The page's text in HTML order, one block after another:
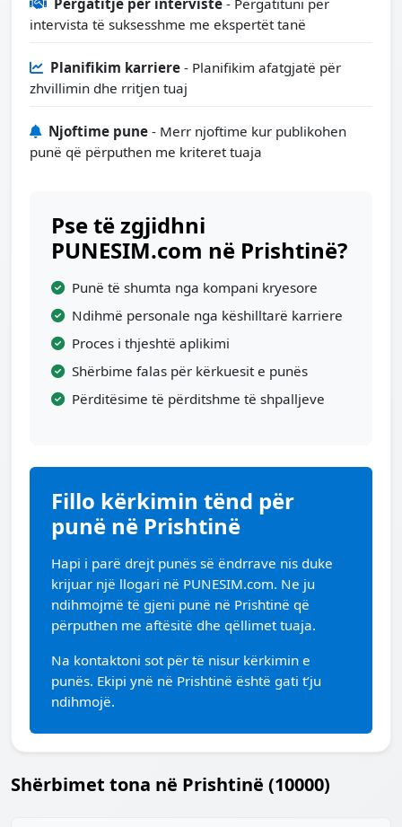
intervista të suksesshme me ekspertët tanë
Planifikim karriere - Planifikim afatgjatë për
zhvillimin dhe rritjen tuaj
Njoftime pune - Merr njoftime kur publikohen
punë që përputhen me kriteret tuaja
Pse të zgjidhni
PUNESIM.com në Prishtinë?
Punë të shumta nga kompani kryesore
Ndihmë personale nga këshilltarë karriere
Proces i thjeshtë aplikimi
Shërbime falas për kërkuesit e punës
Përditësime të përditshme të shpalljeve
Fillo kërkimin tënd për
punë në Prishtinë
Hapi i parë drejt punës së ëndrrave nis duke
krijuar një llogari në PUNESIM.com. Ne ju
ndihmojmë të gjeni punë në Prishtinë që
përputhen me aftësitë dhe qëllimet tuaja.
Na kontaktoni sot për të nisur kërkimin e
punës. Ekipi ynë në Prishtinë është gati t’ju
ndihmojë.
Shërbimet tona në Prishtinë (10000)